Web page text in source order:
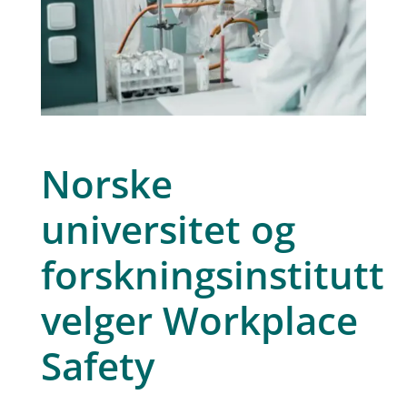
Norske
universitet og
forskningsinstitutt
velger Workplace
Safety